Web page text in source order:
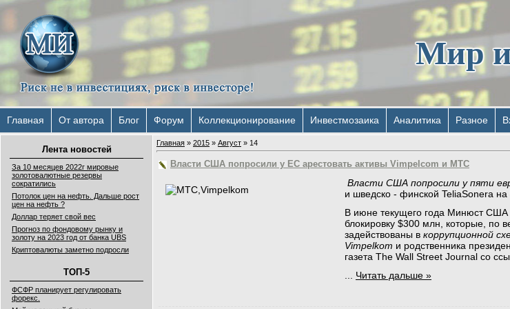
Мир
Главная От автора Блог Форум Коллекционирование Инвестмозаика Аналитика Разное
Лента новостей
За 10 месяцев 2022г мировые
золотовалютные резервы
сократились
Потолок цен на нефть. Дальше рост
цен на нефть ?
Доллар теряет свой вес
Прогноз по фондовому рынку и
золоту на 2023 год от банка UBS
Криптовалюты заметно подросли
ТОП-5
ФСФР планирует регулировать
форекс.
Главная » 2015 » Август » 14
Власти США попросили у ЕС арестовать активы Vimpelcom и МТС
Власти США попросили у пяти
и шведско - финской TeliaSonera
В июне текущего года Минюст США
блокировку $300 млн, которые, по
задействованы в коррупционной
Vimpelkom и родственника
газета The Wall Street Journal со
Читать дальше »